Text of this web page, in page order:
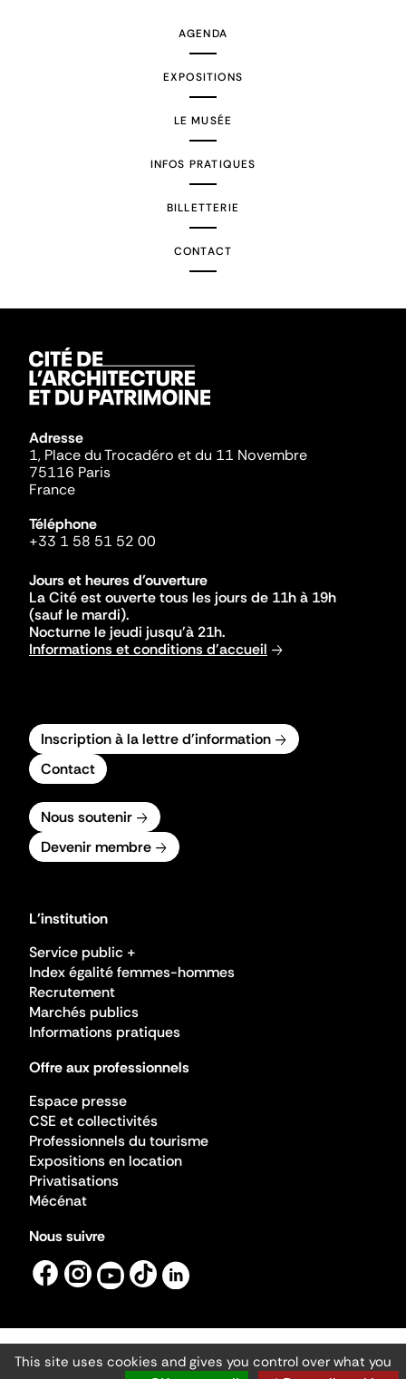
AGENDA
EXPOSITIONS
LE MUSÉE
INFOS PRATIQUES
BILLETTERIE
CONTACT
Adresse
1, Place du Trocadéro et du 11 Novembre
75116 Paris
France
Téléphone
+33 1 58 51 52 00
Jours et heures d'ouverture
La Cité est ouverte tous les jours de 11h à 19h
(sauf le mardi).
Nocturne le jeudi jusqu'à 21h.
Informations et conditions d'accueil
Inscription à la lettre d'information
Contact
Nous soutenir
Devenir membre
L'institution
Service public +
Index égalité femmes-hommes
Recrutement
Marchés publics
Informations pratiques
Offre aux professionnels
Espace presse
CSE et collectivités
Professionnels du tourisme
Expositions en location
Privatisations
Mécénat
Nous suivre
Mentions légales
Gestion des cookies
This site uses cookies and gives you control over what you